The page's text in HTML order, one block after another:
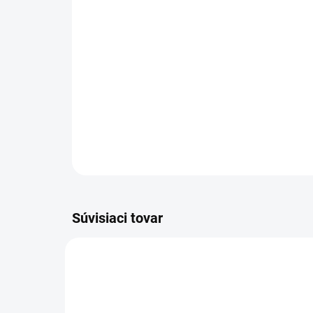
Súvisiaci tovar